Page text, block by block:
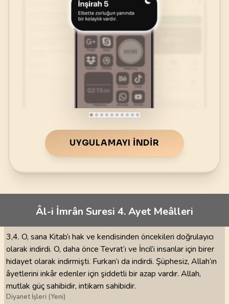
UYGULAMAYI İNDIR
Âl-i İmrân Suresi 4. Ayet Meâlleri
3,4. O, sana Kitab’ı hak ve kendisinden öncekileri doğrulayıcı
olarak indirdi. O, daha önce Tevrat’ı ve İncil’i insanlar için birer
hidayet olarak indirmişti. Furkan’ı da indirdi. Şüphesiz, Allah’ın
âyetlerini inkâr edenler için şiddetli bir azap vardır. Allah,
mutlak güç sahibidir, intikam sahibidir.
Diyanet İşleri (Yeni)